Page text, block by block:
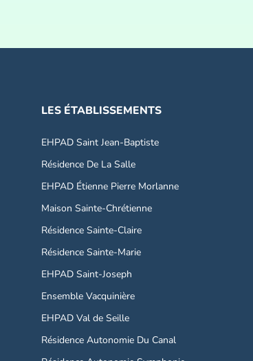
LES ÉTABLISSEMENTS
EHPAD Saint Jean-Baptiste
Résidence De La Salle
EHPAD Étienne Pierre Morlanne
Maison Sainte-Chrétienne
Résidence Sainte-Claire
Résidence Sainte-Marie
EHPAD Saint-Joseph
Ensemble Vacquinière
EHPAD Val de Seille
Résidence Autonomie Du Canal